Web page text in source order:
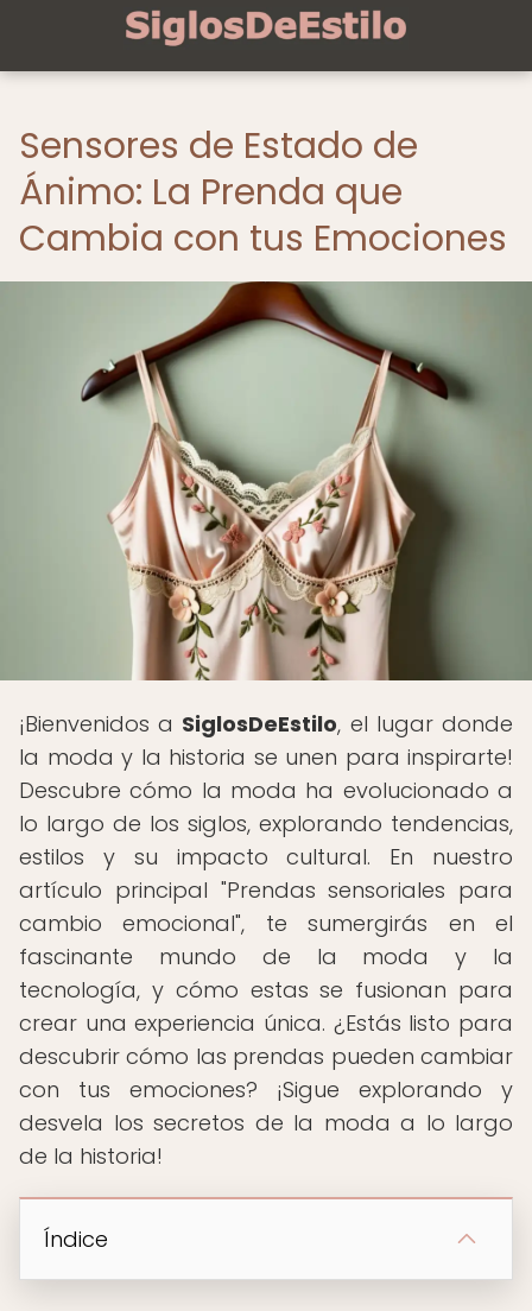
Sensores de Estado de
Ánimo: La Prenda que
Cambia con tus Emociones
¡Bienvenidos a SiglosDeEstilo, el lugar donde
la moda y la historia se unen para inspirarte!
Descubre cómo la moda ha evolucionado a
lo largo de los siglos, explorando tendencias,
estilos y su impacto cultural. En nuestro
artículo principal "Prendas sensoriales para
cambio emocional", te sumergirás en el
fascinante mundo de la moda y la
tecnología, y cómo estas se fusionan para
crear una experiencia única. ¿Estás listo para
descubrir cómo las prendas pueden cambiar
con tus emociones? ¡Sigue explorando y
desvela los secretos de la moda a lo largo
de la historia!
Índice